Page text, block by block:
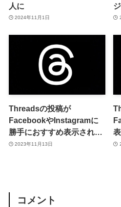
人に
2024年11月1日
Threadsの投稿が
FacebookやInstagramに
勝手におすすめ表示されな
いようにするオプションが
2023年11月13日
コメント